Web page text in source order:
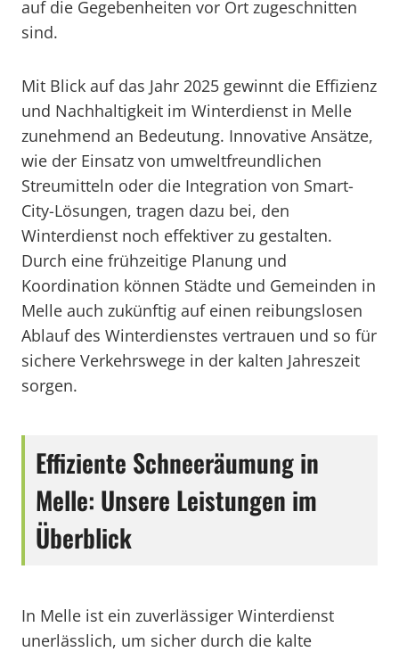
auf die Gegebenheiten vor Ort zugeschnitten
sind.
Mit Blick auf das Jahr 2025 gewinnt die Effizienz
und Nachhaltigkeit im Winterdienst in Melle
zunehmend an Bedeutung. Innovative Ansätze,
wie der Einsatz von umweltfreundlichen
Streumitteln oder die Integration von Smart-
City-Lösungen, tragen dazu bei, den
Winterdienst noch effektiver zu gestalten.
Durch eine frühzeitige Planung und
Koordination können Städte und Gemeinden in
Melle auch zukünftig auf einen reibungslosen
Ablauf des Winterdienstes vertrauen und so für
sichere Verkehrswege in der kalten Jahreszeit
sorgen.
Effiziente Schneeräumung in
Melle: Unsere Leistungen im
Überblick
In Melle ist ein zuverlässiger Winterdienst
unerlässlich, um sicher durch die kalte